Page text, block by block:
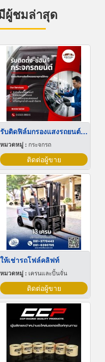
ผู้ชมล่าสุด
รับติดฟิล์มกรองแสงรถยนต์ ราคาประหยัด
หมวดหมู่ : กระจกรถ
ติดต่อผู้ขาย
ให้เช่ารถโฟล์คลิฟท์
หมวดหมู่ : เครนและปั้นจั่น
ติดต่อผู้ขาย